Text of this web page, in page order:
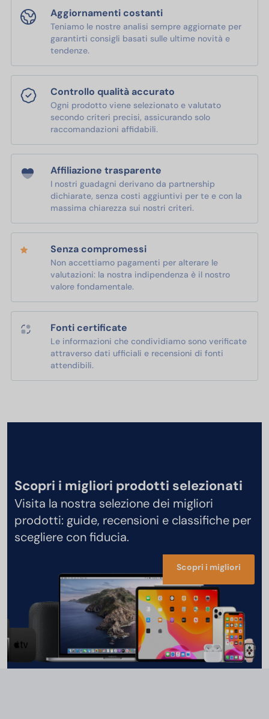
Aggiornamenti costanti
Teniamo le nostre analisi sempre aggiornate per
garantirti consigli basati sulle ultime novità e
tendenze.
Controllo qualità accurato
Ogni prodotto viene selezionato e valutato
secondo criteri precisi, assicurando solo
raccomandazioni affidabili.
Affiliazione trasparente
I nostri guadagni derivano da partnership
dichiarate, senza costi aggiuntivi per te e con la
massima chiarezza sui nostri criteri.
Senza compromessi
Non accettiamo pagamenti per alterare le
valutazioni: la nostra indipendenza è il nostro
valore fondamentale.
Fonti certificate
Le informazioni che condividiamo sono verificate
attraverso dati ufficiali e recensioni di fonti
attendibili.
Scopri i migliori prodotti selezionati
Visita la nostra selezione dei migliori
prodotti: guide, recensioni e classifiche per
scegliere con fiducia.
Scopri i migliori